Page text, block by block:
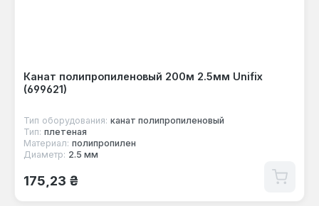
Канат полипропиленовый 200м 2.5мм Unifix
(699621)
Тип оборудования: канат полипропиленовый
Тип: плетеная
Материал: полипропилен
Диаметр: 2.5 мм
Обычная цена:
175,23 ₴